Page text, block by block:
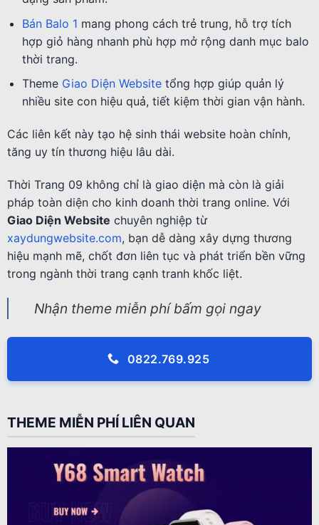
Bán Balo 1 mang phong cách trẻ trung, hỗ trợ tích
hợp giỏ hàng nhanh phù hợp mở rộng danh mục balo
thời trang.
Theme Giao Diện Websitetổng hợp giúp quản lý
nhiều site con hiệu quả, tiết kiệm thời gian vận hành.
Các liên kết này tạo hệ sinh thái website hoàn chỉnh,
tăng uy tín thương hiệu lâu dài.
Thời Trang 09 không chỉ là giao diện mà còn là giải
pháp toàn diện cho kinh doanh thời trang online. Với
Giao Diện Website chuyên nghiệp từ
xaydungwebsite.com, bạn dễ dàng xây dựng thương
hiệu mạnh mẽ, chốt đơn liên tục và phát triển bền vững
trong ngành thời trang cạnh tranh khốc liệt.
Nhận theme miễn phí bấm gọi ngay
0822.769.925
THEME MIỄN PHÍ LIÊN QUAN